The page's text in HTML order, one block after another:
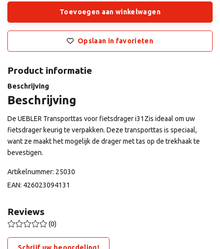
Toevoegen aan winkelwagen
Opslaan in favorieten
Product informatie
Beschrijving
Beschrijving
De UEBLER Transporttas voor fietsdrager i31Zis ideaal om uw
fietsdrager keurig te verpakken. Deze transporttas is speciaal,
want ze maakt het mogelijk de drager met tas op de trekhaak te
bevestigen.
Artikelnummer: 25030
EAN: 426023094131
Reviews
(0)
Schrijf uw beoordeling!